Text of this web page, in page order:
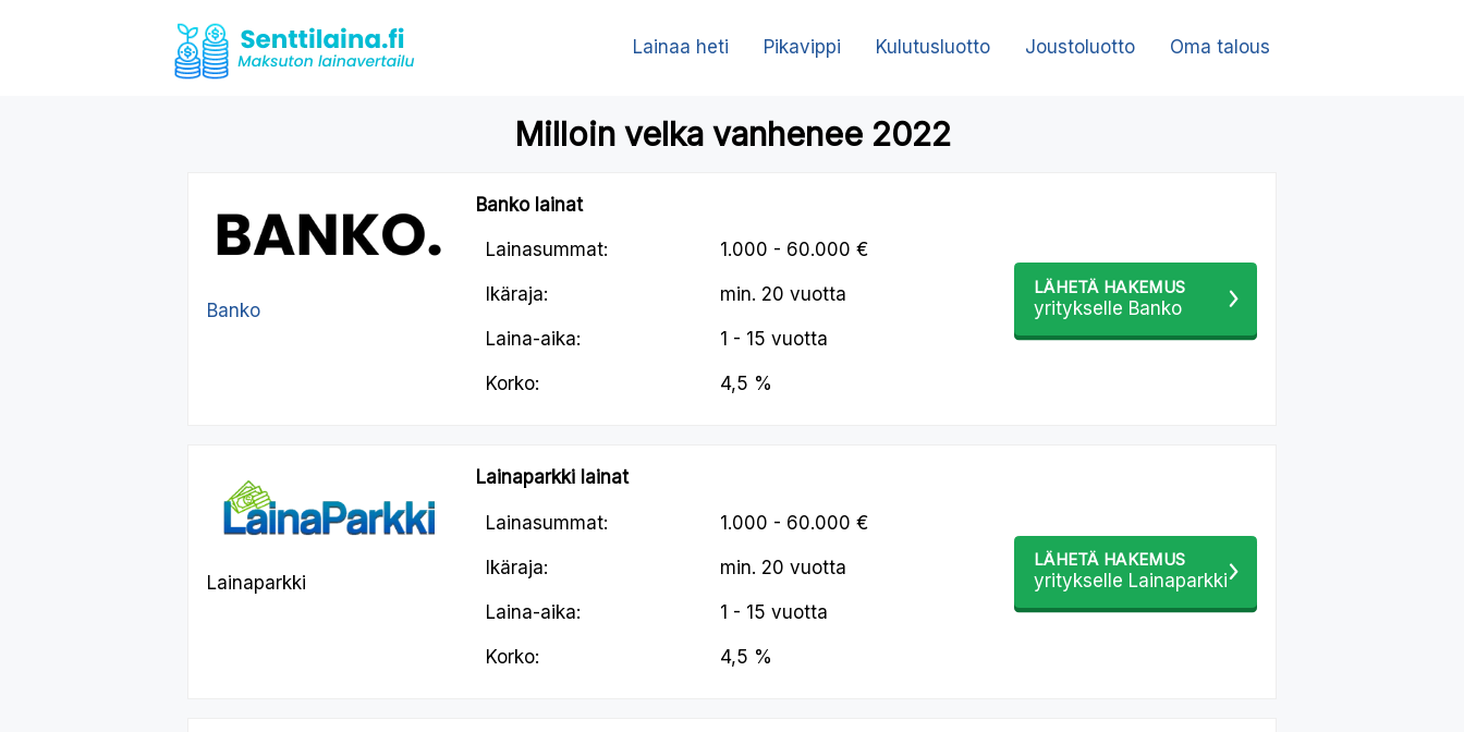
Lainaa heti Pikavippi Kulutusluotto Joustoluotto Oma talous
Milloin velka vanhenee 2022
Banko
Banko lainat
Lainasummat: 1.000 - 60.000 €
Ikäraja: min. 20 vuotta
Laina-aika: 1 - 15 vuotta
Korko: 4,5 %
LÄHETÄ HAKEMUS
yritykselle Banko
Lainaparkki
Lainaparkki lainat
Lainasummat: 1.000 - 60.000 €
Ikäraja: min. 20 vuotta
Laina-aika: 1 - 15 vuotta
Korko: 4,5 %
LÄHETÄ HAKEMUS
yritykselle Lainaparkki